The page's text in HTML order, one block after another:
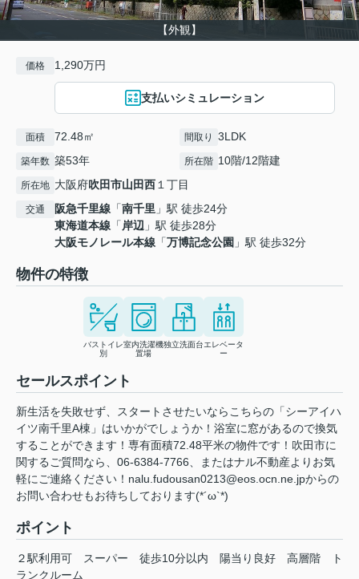
【外観】
価格 1,290万円
支払いシミュレーション
面積 72.48㎡ 間取り 3LDK
築年数 築53年 所在階 10階/12階建
所在地 大阪府吹田市山田西１丁目
交通 阪急千里線 「南千里 」駅 徒歩24分
東海道本線 「岸辺 」駅 徒歩28分
大阪モノレール本線 「万博記念公園 」駅 徒歩32分
物件の特徴
バストイレ
別
室内洗濯機
置場
独立洗面台エレベータ
ー
セールスポイント
新生活を失敗せず、スタートさせたいならこちらの「シーアイハ
イツ南千里A棟」はいかがでしょうか！浴室に窓があるので換気
することができます！専有面積72.48平米の物件です！吹田市に
関するご質問なら、06-6384-7766、またはナル不動産よりお気
軽にご連絡ください！nalu.fudousan0213@eos.ocn.ne.jpからの
お問い合わせもお待ちしております(*´ω`*)
ポイント
２駅利用可 スーパー 徒歩10分以内 陽当り良好 高層階
ト
ランクルーム